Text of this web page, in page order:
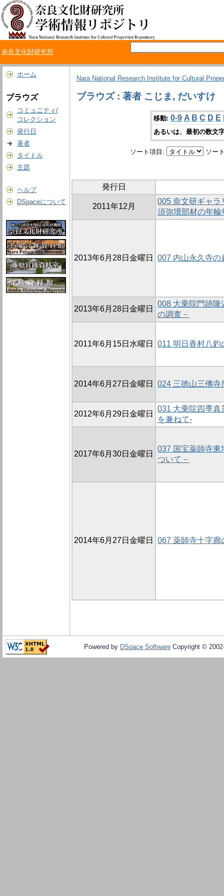
奈良文化財研究所
ホーム
ブラウズ
コミュニティ/
コレクション
発行日
著者
タイトル
主題
ヘルプ
DSpaceについて
Nara National Research Institute for Cultural
ブラウズ : 著者 こじま, だいすけ
移動: 0-9 A B C D E
あるいは、最初の数文
ソート項目: ソー
発行日
2011年12月
005 奈文研ギャ
須弥壇部材の年輪
2013年6月28日金曜日 007 内山永久寺の
2013年6月28日金曜日
008 大乗院門跡隆
の調査－
2011年6月15日水曜日 011 明日香村八釣
2014年6月27日金曜日 024 三徳山三佛寺
2012年6月29日金曜日
031 大乗院四季
を兼ねて-
2017年6月30日金曜日
037 国宝薬師寺東
ついて－
2014年6月27日金曜日 067 薬師寺十字廊
Powered by DSpace Software Copyright ©